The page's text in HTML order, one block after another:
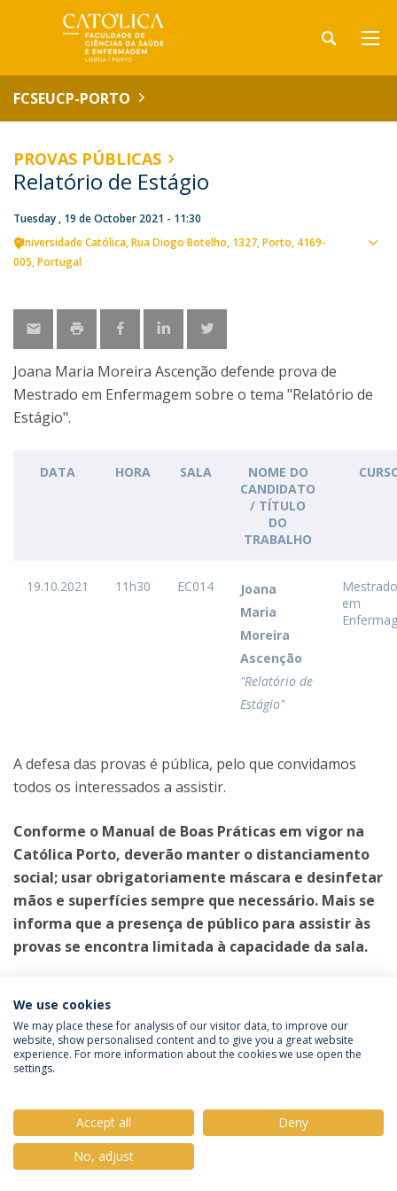
FCSEUCP-PORTO
PROVAS PÚBLICAS
Relatório de Estágio
Tuesday , 19 de October 2021 - 11:30
Universidade Católica Rua Diogo Botelho, 1327 Porto 4169-
005 Portugal
Joana Maria Moreira Ascenção defende prova de
Mestrado em Enfermagem sobre o tema "Relatório de
Estágio".
DATA HORA SALA
NOME DO
CANDIDATO
/ TÍTULO
DO
TRABALHO
19.10.2021 11h30 EC014
Joana
Maria
Moreira
Ascenção
"Relatório de
Estágio"
Mestrado
em
A defesa das provas é pública, pelo que convidamos
todos os interessados a assistir.
Conforme o Manual de Boas Práticas em vigor na
Católica Porto, deverão manter o distanciamento
social; usar obrigatoriamente máscara e desinfetar
mãos e superfícies sempre que necessário. Mais se
informa que a presença de público para assistir às
provas se encontra limitada à capacidade da sala.
Categories:
Mestrado em Enfermagem
Provas Públicas
Privacy Policy
© 2026 Universidade Católica Portuguesa
We use cookies
We may place these for analysis of our visitor data, to improve our
website, show personalised content and to give you a great website
experience. For more information about the cookies we use open the
settings.
Accept all
Deny
No, adjust